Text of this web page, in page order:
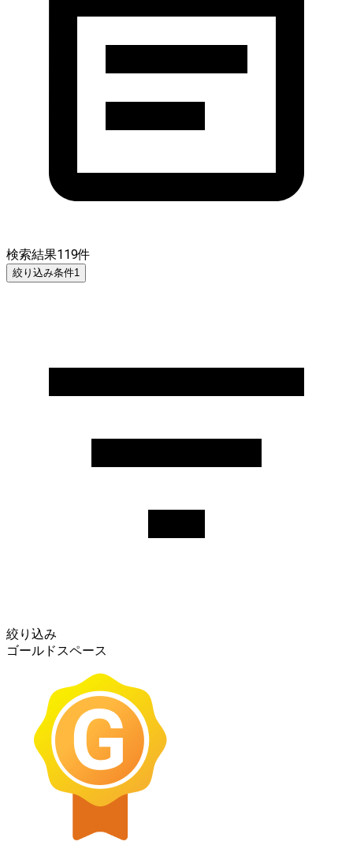
検索結果119件
絞り込み条件1
絞り込み
ゴールドスペース